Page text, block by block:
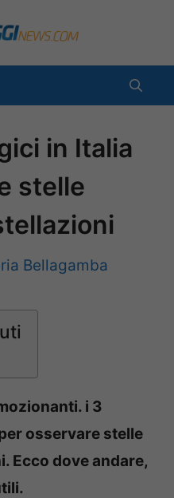
in Italia
stelle
Bellagamba
i 3
osservare stelle
Ecco dove andare,